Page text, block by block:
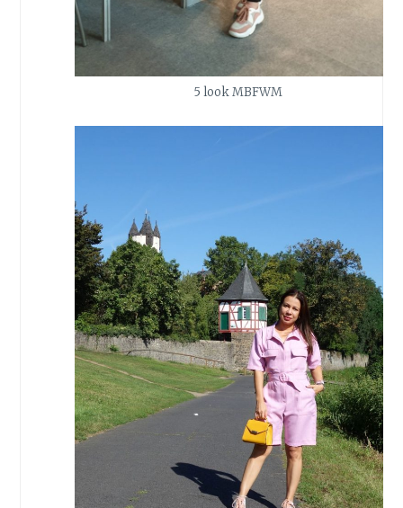
5 look MBFWM